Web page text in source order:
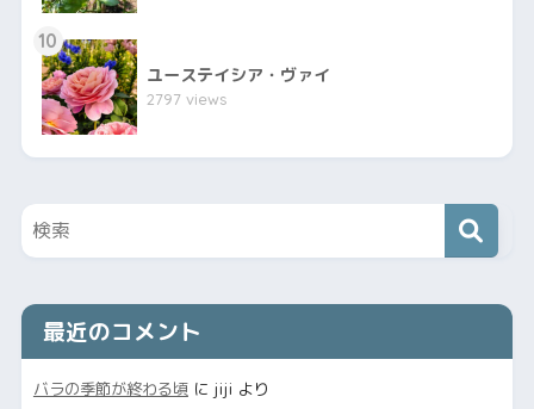
10
ユーステイシア・ヴァイ
2797 views
最近のコメント
バラの季節が終わる頃に jiji より